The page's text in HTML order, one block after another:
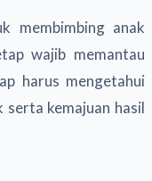
membimbing anak
wajib memantau
harus mengetahui
serta kemajuan hasil